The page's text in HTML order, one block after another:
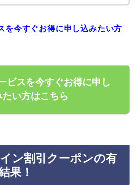
を今すぐお得に申し込みたい方
ビスを今すぐお得に申し
たい方はこちら
ン割引クーポンの有
果！